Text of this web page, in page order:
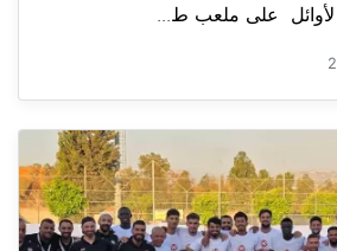
لأوائل على ملعب ط...